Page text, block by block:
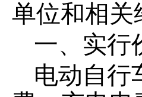
单位和相关
一、实行
电动自行